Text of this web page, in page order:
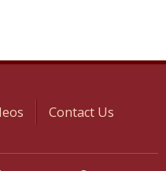
Contact Us